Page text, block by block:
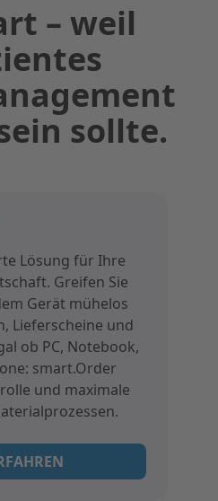
– weil
sollte.
Lösung für Ihre
Greifen Sie
Gerät mühelos
Lieferscheine und
ob PC, Notebook,
smart.Order
und maximale